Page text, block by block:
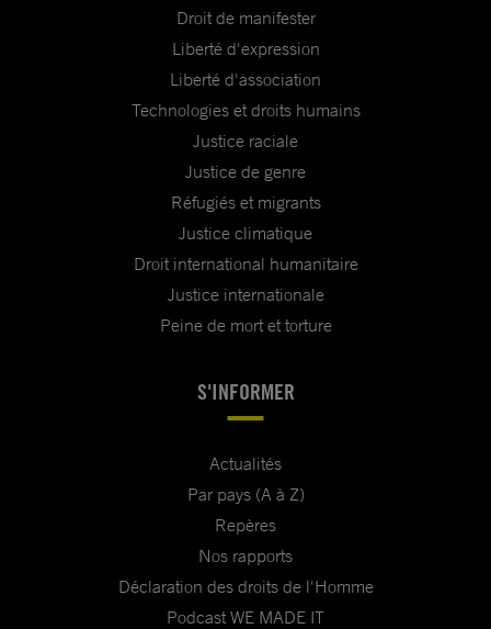
Droit de manifester
Liberté d'expression
Liberté d'association
Technologies et droits humains
Justice raciale
Justice de genre
Réfugiés et migrants
Justice climatique
Droit international humanitaire
Justice internationale
Peine de mort et torture
S'INFORMER
Actualités
Par pays (A à Z)
Repères
Nos rapports
Déclaration des droits de l'Homme
Podcast WE MADE IT